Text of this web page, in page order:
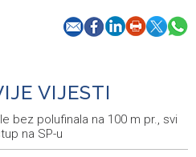
VIJESTI
bez polufinala na 100 m pr., svi
na SP-u